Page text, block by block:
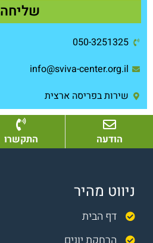
שליחה
050-3251325
info@sviva-center.org.il
שירות בפריסה ארצית
הודעה התקשרו
ניווט מהיר
דף הבית